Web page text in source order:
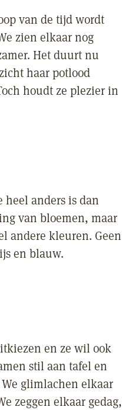
van de tijd wordt
zien elkaar nog
Het duurt nu
haar potlood
houdt ze plezier in
heel anders is dan
van bloemen, maar
andere kleuren. Geen
en blauw.
en ze wil ook
stil aan tafel en
glimlachen elkaar
zeggen elkaar gedag,